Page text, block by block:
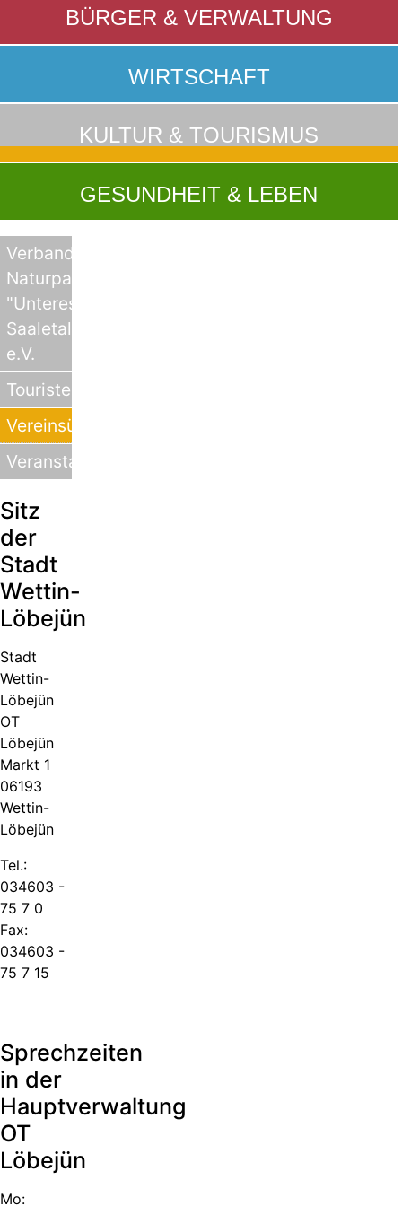
BÜRGER & VERWALTUNG
WIRTSCHAFT
KULTUR & TOURISMUS
GESUNDHEIT & LEBEN
Verband
Naturpark
"Unteres
Saaletal"
e.V.
Touristeninformationen
Vereinsübersicht
Veranstaltungen
Sitz
der
Stadt
Wettin-
Löbejün
Stadt
Wettin-
Löbejün
OT
Löbejün
Markt 1
06193
Wettin-
Löbejün
Tel.:
034603 -
75 7 0
Fax:
034603 -
75 7 15
Sprechzeiten
in der
Hauptverwaltung
OT
Löbejün
Mo: